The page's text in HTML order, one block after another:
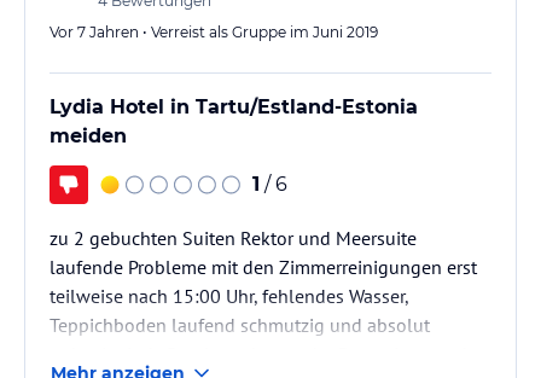
Vor 7 Jahren • Verreist als Gruppe im Juni 2019
Lydia Hotel in Tartu/Estland-Estonia
meiden
1 / 6
zu 2 gebuchten Suiten Rektor und Meersuite
laufende Probleme mit den Zimmerreinigungen erst
teilweise nach 15:00 Uhr, fehlendes Wasser,
Teppichboden laufend schmutzig und absolut
Mehr anzeigen